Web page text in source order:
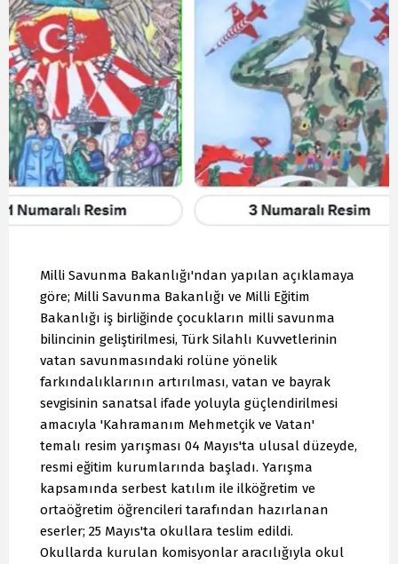
Milli Savunma Bakanlığı'ndan yapılan açıklamaya
göre; Milli Savunma Bakanlığı ve Milli Eğitim
Bakanlığı iş birliğinde çocukların milli savunma
bilincinin geliştirilmesi, Türk Silahlı Kuvvetlerinin
vatan savunmasındaki rolüne yönelik
farkındalıklarının artırılması, vatan ve bayrak
sevgisinin sanatsal ifade yoluyla güçlendirilmesi
amacıyla 'Kahramanım Mehmetçik ve Vatan'
temalı resim yarışması 04 Mayıs'ta ulusal düzeyde,
resmi eğitim kurumlarında başladı. Yarışma
kapsamında serbest katılım ile ilköğretim ve
ortaöğretim öğrencileri tarafından hazırlanan
eserler; 25 Mayıs'ta okullara teslim edildi.
Okullarda kurulan komisyonlar aracılığıyla okul